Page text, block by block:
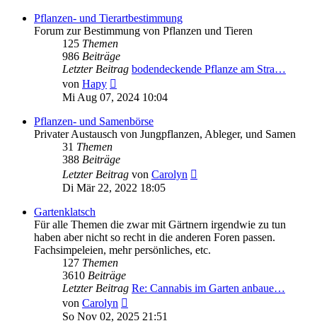
Pflanzen- und Tierartbestimmung
Forum zur Bestimmung von Pflanzen und Tieren
125 Themen
986 Beiträge
Letzter Beitrag bodendeckende Pflanze am Stra…
von Hapy
Beitrag
Mi Aug 07, 2024 10:04
Pflanzen- und Samenbörse
Privater Austausch von Jungpflanzen, Ableger, und Samen
31 Themen
388 Beiträge
Letzter Beitrag von Carolyn
Di Mär 22, 2022 18:05
Gartenklatsch
Für alle Themen die zwar mit Gärtnern irgendwie zu tun
haben aber nicht so recht in die anderen Foren passen.
Fachsimpeleien, mehr persönliches, etc.
127 Themen
3610 Beiträge
Letzter Beitrag Re: Cannabis im Garten anbaue…
von Carolyn
Beitrag
So Nov 02, 2025 21:51